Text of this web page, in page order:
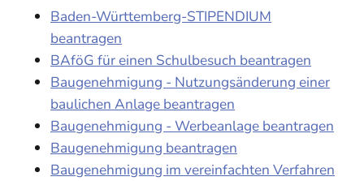
Baden-Württemberg-STIPENDIUM
beantragen
BAföG für einen Schulbesuch beantragen
Baugenehmigung - Nutzungsänderung einer
baulichen Anlage beantragen
Baugenehmigung - Werbeanlage beantragen
Baugenehmigung beantragen
Baugenehmigung im vereinfachten Verfahren